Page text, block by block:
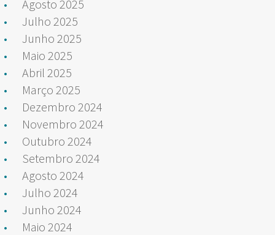
Agosto 2025
Julho 2025
Junho 2025
Maio 2025
Abril 2025
Março 2025
Dezembro 2024
Novembro 2024
Outubro 2024
Setembro 2024
Agosto 2024
Julho 2024
Junho 2024
Maio 2024